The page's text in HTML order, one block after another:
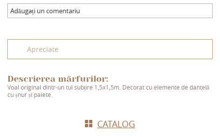
Adăugați un comentariu
Apreciate
Descrierea mărfurilor:
Voal original dintr-un tul subțire 1,5x1,5m. Decorat cu elemente de dantelă
cu șnur și paiete.
СATALOG